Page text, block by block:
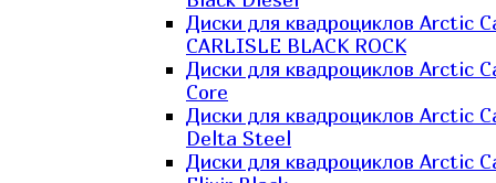
Диски для квадроциклов Arctic
CARLISLE BLACK ROCK
Диски для квадроциклов Arctic
Core
Диски для квадроциклов Arctic
Delta Steel
Диски для квадроциклов Arctic